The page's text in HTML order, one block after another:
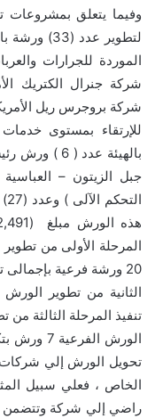
وفيما يتعلق بمشروعات
لتطوير عدد
الموردة للجرارات
شركة جنرال الكتريك
شركة بروجرس ريل
للإرتقاء بمستوى
بالهيئة
جبل الزيتون – العباسية
المرحلة الأولى من
تنفيذ المرحلة الثالثة
تحويل الورش إلي شركات
الخاص ، فعلي سبيل
راضي إلي شركة وتتضمن